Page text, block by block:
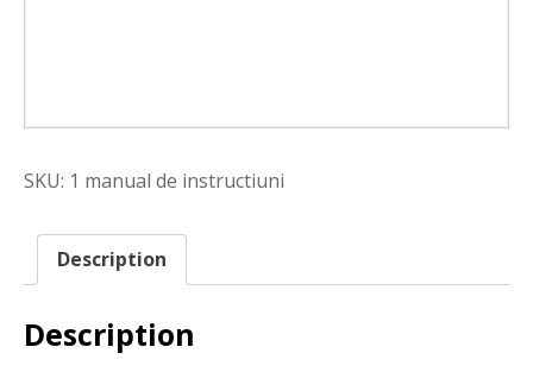
SKU: 1 manual de instructiuni
Description
Description